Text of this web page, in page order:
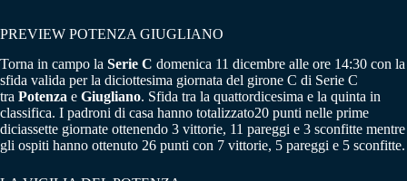
PREVIEW POTENZA GIUGLIANO
Torna in campo la Serie C domenica 11 dicembre alle ore 14:30 con la
sfida valida per la diciottesima giornata del girone C di Serie C
tra Potenza e Giugliano. Sfida tra la quattordicesima e la quinta in
classifica. I padroni di casa hanno totalizzato20 punti nelle prime
diciassette giornate ottenendo 3 vittorie, 11 pareggi e 3 sconfitte mentre
gli ospiti hanno ottenuto 26 punti con 7 vittorie, 5 pareggi e 5 sconfitte.